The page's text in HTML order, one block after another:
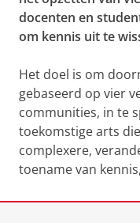
docenten en
om kennis uit te
Het doel is om
gebaseerd op vier
communities, in te
toekomstige arts
complexere,
toename van